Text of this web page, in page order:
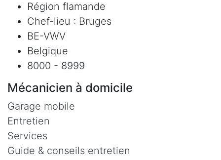
Région flamande
Chef-lieu : Bruges
BE-VWV
Belgique
8000 - 8999
Mécanicien à domicile
Garage mobile
Entretien
Services
Guide & conseils entretien